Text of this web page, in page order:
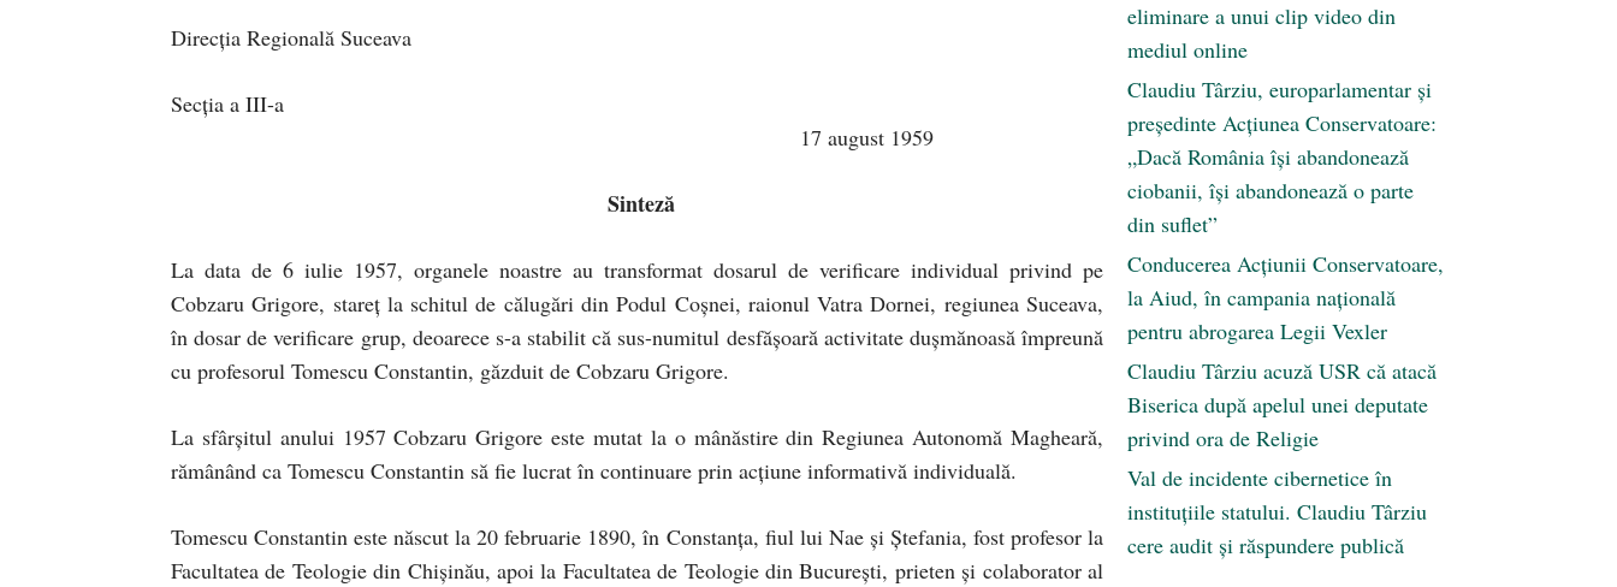
Direcţia Regională Suceava
Secţia a III-a
17 august 1959
Sinteză
La data de 6 iulie 1957, organele noastre au transformat dosarul de verificare individual privind pe
Cobzaru Grigore, stareţ la schitul de călugări din Podul Coşnei, raionul Vatra Dornei, regiunea Suceava,
în dosar de verificare grup, deoarece s-a stabilit că sus-numitul desfăşoară activitate duşmănoasă împreună
cu profesorul Tomescu Constantin, găzduit de Cobzaru Grigore.
La sfârșitul anului 1957 Cobzaru Grigore este mutat la o mânăstire din Regiunea Autonomă Magheară,
rămânând ca Tomescu Constantin să fie lucrat în continuare prin acțiune informativă individuală.
Tomescu Constantin este născut la 20 februarie 1890, în Constanța, fiul lui Nae şi Ştefania, fost profesor la
Facultatea de Teologie din Chişinău, apoi la Facultatea de Teologie din București, prieten și colaborator al
eliminare a unui clip video din
mediul online
Claudiu Târziu, europarlamentar și
președinte Acțiunea Conservatoare:
„Dacă România își abandonează
ciobanii, își abandonează o parte
din suflet”
Conducerea Acțiunii Conservatoare,
la Aiud, în campania națională
pentru abrogarea Legii Vexler
Claudiu Târziu acuză USR că atacă
Biserica după apelul unei deputate
privind ora de Religie
Val de incidente cibernetice în
instituțiile statului. Claudiu Târziu
cere audit și răspundere publică